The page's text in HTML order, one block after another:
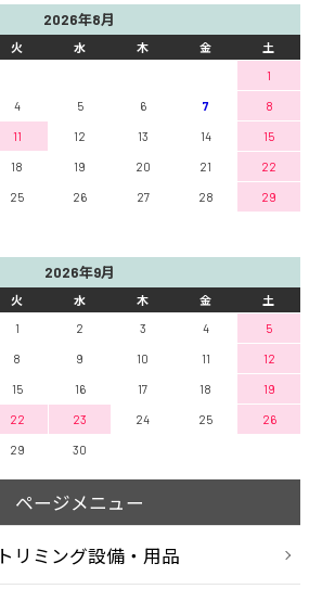
2026年8月
火 水 木 金
土
1
4 5 6 7 8
11 12 13 14 15
18 19 20 21 22
25 26 27 28 29
2026年9月
火 水 木 金
土
1
2 3 4 5
8 9 10 11 12
15 16 17 18 19
22 23 24 25 26
29 30
ページメニュー
トリミング設備・用品